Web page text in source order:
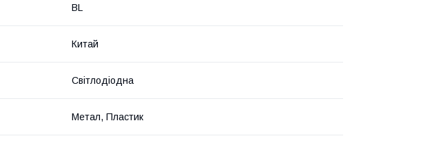
BL
Китай
Світлодіодна
Метал, Пластик